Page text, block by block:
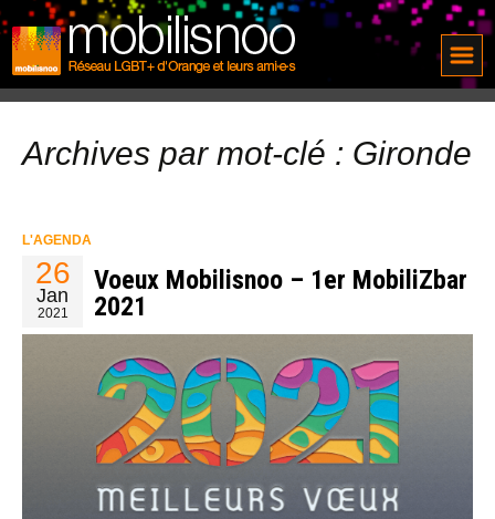
Archives par mot-clé : Gironde
L'AGENDA
26
Jan
2021
Voeux Mobilisnoo – 1er MobiliZbar
2021